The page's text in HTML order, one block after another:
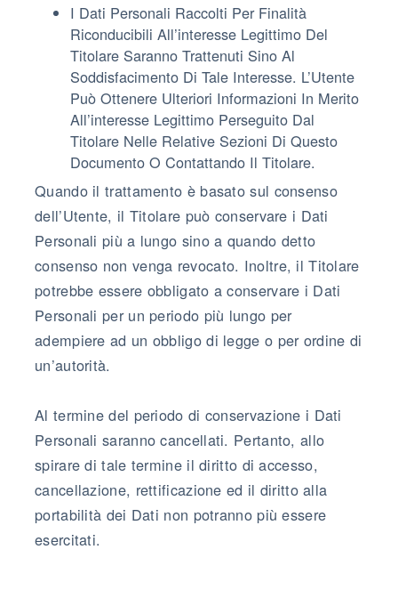
I Dati Personali Raccolti Per Finalità
Riconducibili All’interesse Legittimo Del
Titolare Saranno Trattenuti Sino Al
Soddisfacimento Di Tale Interesse. L’Utente
Può Ottenere Ulteriori Informazioni In Merito
All’interesse Legittimo Perseguito Dal
Titolare Nelle Relative Sezioni Di Questo
Documento O Contattando Il Titolare.
Quando il trattamento è basato sul consenso
dell’Utente, il Titolare può conservare i Dati
Personali più a lungo sino a quando detto
consenso non venga revocato. Inoltre, il Titolare
potrebbe essere obbligato a conservare i Dati
Personali per un periodo più lungo per
adempiere ad un obbligo di legge o per ordine di
un’autorità.
Al termine del periodo di conservazione i Dati
Personali saranno cancellati. Pertanto, allo
spirare di tale termine il diritto di accesso,
cancellazione, rettificazione ed il diritto alla
portabilità dei Dati non potranno più essere
esercitati.